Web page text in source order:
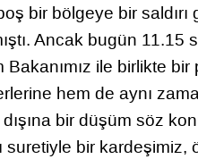
bir bölgeye bir
Ancak bugün 11.15
ile birlikte
hem de aynı
bir düşüm söz
suretiyle bir